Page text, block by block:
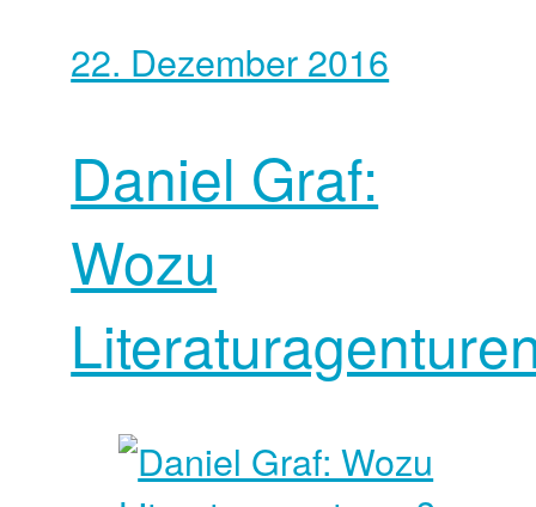
22. Dezember 2016
Daniel Graf:
Wozu